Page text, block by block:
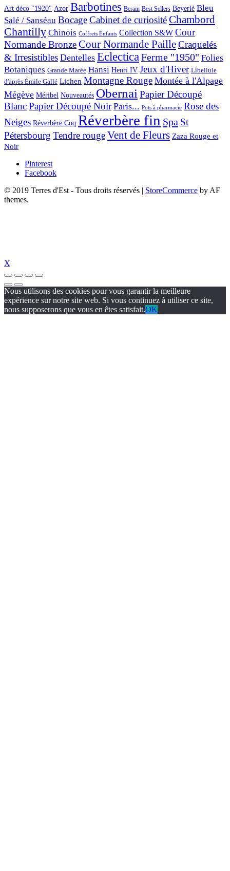
Art déco "1920" Azor Barbotines Berain Best Sellers Beyerlé Bleu
Salé / Sanséau BocageCabinet de curiositéChambord
Chantilly Chinois Coffrets Enfants Collection S&W Cour
Normande BronzeCour Normande PailleCraquelés
& Irresistibles Dentelles EclecticaFerme "1950" Folies
Botaniques Grande Marée Hansi Henri IV Jeux d'Hiver Libellule
d'après Émile Gallé Lichen Montagne Rouge Montée à l'Alpage
Mégève Méribel Nouveautés ObernaiPapier Découpé
BlancPapier Découpé Noir Paris... Pots à pharmacie Rose des
Neiges Réverbère Coq Réverbère fin Spa St
Pétersbourg Tendre rougeVent de Fleurs Zaza Rouge et
Noir
Pinterest
Facebook
© 2019 Terres d'Est - Tous droits réservés
StoreCommerce by AF
themes.
X
Nous utilisons des cookies pour vous garantir la meilleure
expérience sur notre site web. Si vous continuez à utiliser ce site,
nous supposerons que vous en êtes satisfait.OK